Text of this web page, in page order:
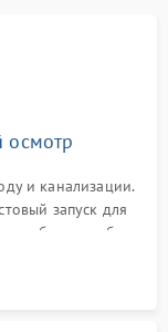
осмотр
и канализации.
запуск для
сбоев в работе